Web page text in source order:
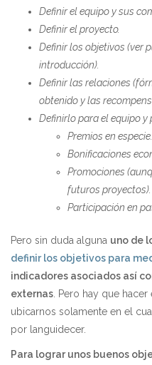
Definir el equipo y sus
Definir el proyecto.
Definir los objetivos (ver
introducción).
Definir las relaciones
obtenido y las
Definirlo para el equipo
Premios en especie.
Bonificaciones
Promociones
futuros proyectos).
Participación en
Pero sin duda alguna uno de
definir los objetivos para
indicadores asociados así
externas . Pero hay que
ubicarnos solamente en el
por languidecer.
Para lograr unos buenos